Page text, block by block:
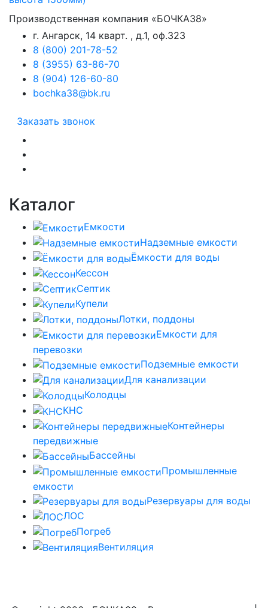
Производственная компания «БОЧКА38»
г. Ангарск, 14 кварт. , д.1, оф.323
8 (800) 201-78-52
8 (3955) 63-86-70
8 (904) 126-60-80
bochka38@bk.ru
Заказать звонок
Каталог
Емкости
Надземные емкости
Ёмкости для воды
Кессон
Септик
Купели
Лотки, поддоны
Емкости для
перевозки
Подземные емкости
Для канализации
Колодцы
КНС
Контейнеры
передвижные
Бассейны
Промышленные
емкости
Резервуары для воды
ЛОС
Погреб
Вентиляция